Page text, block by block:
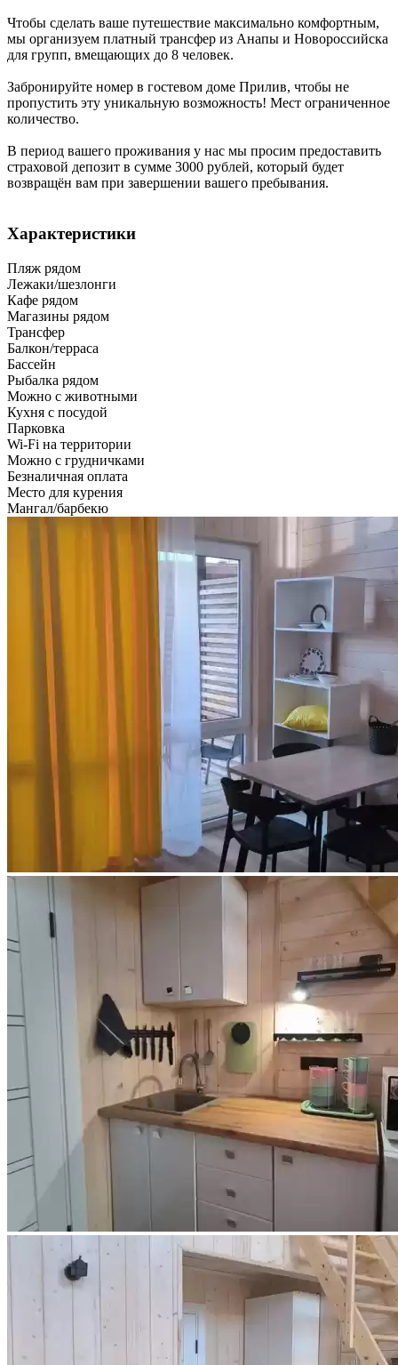
Чтобы сделать ваше путешествие максимально комфортным,
мы организуем платный трансфер из Анапы и Новороссийска
для групп, вмещающих до 8 человек.
Забронируйте номер в гостевом доме Прилив, чтобы не
пропустить эту уникальную возможность! Мест ограниченное
количество.
В период вашего проживания у нас мы просим предоставить
страховой депозит в сумме 3000 рублей, который будет
возвращён вам при завершении вашего пребывания.
Характеристики
Пляж рядом
Лежаки/шезлонги
Кафе рядом
Магазины рядом
Трансфер
Балкон/терраса
Бассейн
Рыбалка рядом
Можно с животными
Кухня с посудой
Парковка
Wi-Fi на территории
Можно с грудничками
Безналичная оплата
Место для курения
Мангал/барбекю